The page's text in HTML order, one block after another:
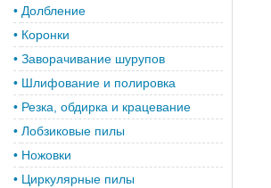
• Долбление
• Коронки
• Заворачивание шурупов
• Шлифование и полировка
• Резка, обдирка и крацевание
• Лобзиковые пилы
• Ножовки
• Циркулярные пилы